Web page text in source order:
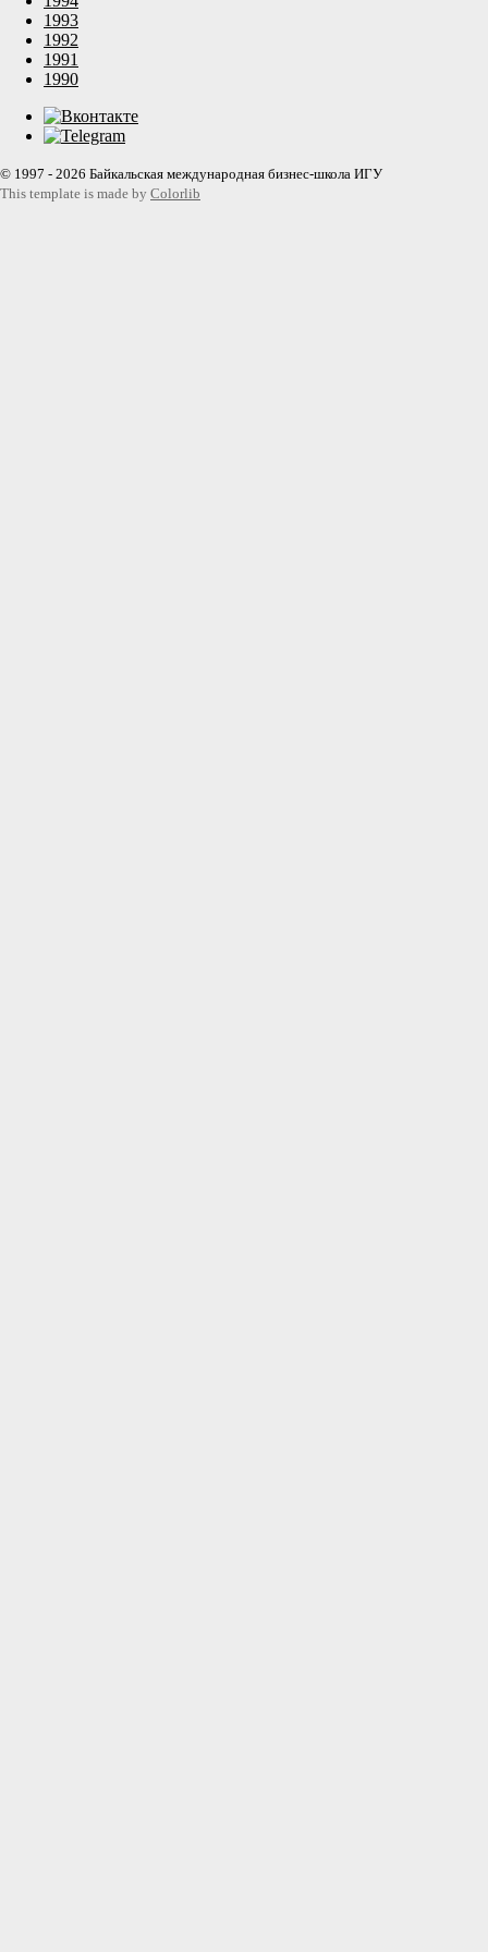
1993
1992
1991
1990
© 1997 - 2026 Байкальская международная бизнес-школа ИГУ
This template is made by Colorlib